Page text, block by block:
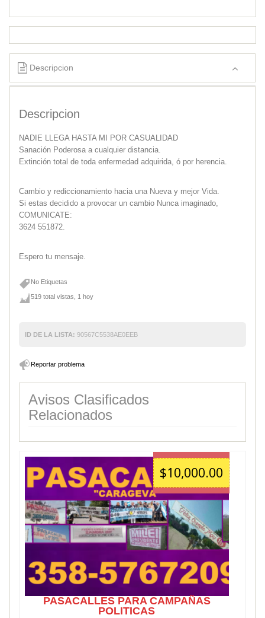
Descripcion
Descripcion
NADIE LLEGA HASTA MI POR CASUALIDAD
Sanación Poderosa a cualquier distancia.
Extinción total de toda enfermedad adquirida, ó por herencia.
Cambio y rediccionamiento hacia una Nueva y mejor Vida.
Si estas decidido a provocar un cambio Nunca imaginado,
COMUNICATE:
3624 551872.
Espero tu mensaje.
No Etiquetas
519 total vistas, 1 hoy
ID DE LA LISTA: 90567C5538AE0EEB
Reportar problema
Avisos Clasificados
Relacionados
$10,000.00
PASACALLES PARA CAMPAÑAS
POLITICAS